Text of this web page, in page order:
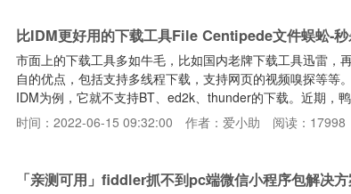
比IDM更好用的下载工具File Centipede文件蜈蚣-秒
市面上的下载工具多如牛毛，比如国内老牌下载工具迅雷，
自的优点，包括支持多线程下载，支持网页的视频嗅探等
IDM为例，它就不支持BT、ed2k、thunder的下载。近期，
蚣，很好地解了决这个问题。文件蜈蚣是一款开源的全能下
支持的下载协议几乎是市面上最全面的，包括HTTP/FTP、
时间：2022-06-15 09:32:00 作者：爱小助 阅读：17998
「亲测可用」fiddler抓不到pc端微信小程序包解决